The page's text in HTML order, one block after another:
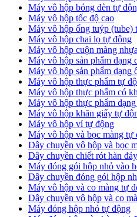
Máy vô hộp bóng đèn tự
Máy vô hộp tốc độ cao
Máy vô hộp ống tuýp (tube)
Máy vô hộp chai lọ tự động
Máy vô hộp cuộn màng
Máy vô hộp sản phẩm dạng
Máy vô hộp sản phẩm dạng
Máy vô hộp thực phẩm tự
Máy vô hộp thực phẩm có
Máy vô hộp thực phẩm
Máy vô hộp khăn giấy tự
Máy vô hộp vỉ tự động
Máy vô hộp và bọc màng tự
Dây chuyền vô hộp và bọc
Dây chuyền chiết rót hàn
Máy đóng gói hộp nhỏ vào
Dây chuyền đóng gói hộp
Máy vô hộp và co màng tự
Dây chuyền vô hộp và co
Máy đóng hộp nhỏ tự động